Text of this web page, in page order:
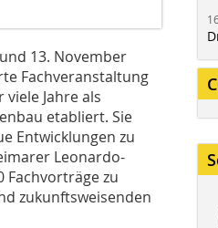
13. November
Fachveranstaltung
Jahre als
etabliert. Sie
Entwicklungen zu
Leonardo-
Fachvorträge zu
zukunftsweisenden